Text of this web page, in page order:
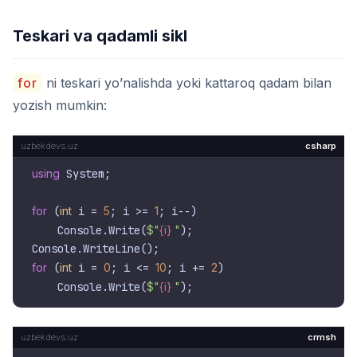
Teskari va qadamli sikl
for
ni teskari yo’nalishda yoki kattaroq qadam bilan
yozish mumkin:
csharp
using System;
for (int i = 5 ; i >= 1 ; i--)
    Console.Write(
$"{i} ");
for (int i = 0 ; i <= 10 ; i += 2)
    Console.Write(
$"{i} "
crmsh